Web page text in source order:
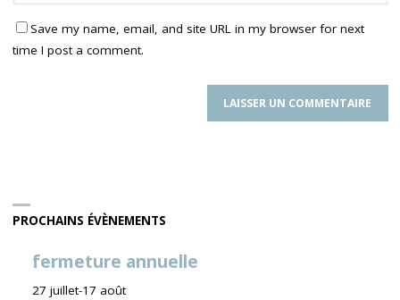
Save my name, email, and site URL in my browser for next
time I post a comment.
PROCHAINS ÉVÈNEMENTS
fermeture annuelle
27 juillet-17 août